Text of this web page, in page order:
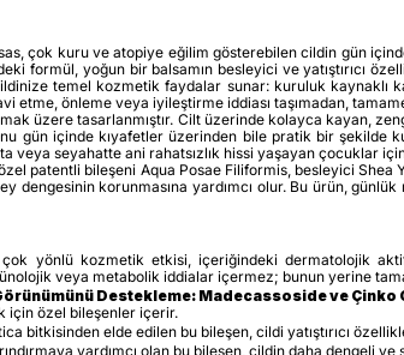
çok kuru ve atopiye eğilim gösterebilen cildin gün
formül, yoğun bir balsamın besleyici ve yatıştırıcı
temel kozmetik faydalar sunar: kuruluk kaynaklı
etme, önleme veya iyileştirme iddiası taşımadan,
üzere tasarlanmıştır. Cilt üzerinde kolayca kayan,
gün içinde kıyafetler üzerinden bile pratik bir
veya seyahatte ani rahatsızlık hissi yaşayan çocuklar
patentli bileşeni Aqua Posae Filiformis, besleyici
dengesinin korunmasına yardımcı olur. Bu ürün,
yönlü kozmetik etkisi, içeriğindeki dermatolojik
veya metabolik iddialar içermez; bunun yerine
Görünümünü Destekleme: Madecassoside ve
için özel bileşenler içerir.
bitkisinden elde edilen bu bileşen, cildi yatıştırıcı
yardımcı olan bu bileşen, cildin daha dengeli ve